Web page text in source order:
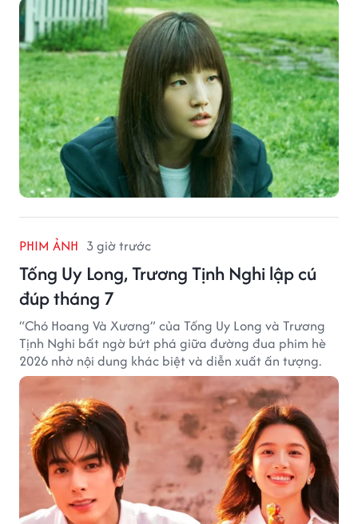
PHIM ẢNH 3 giờ trước
Tống Uy Long, Trương Tịnh Nghi lập cú
đúp tháng 7
“Chó Hoang Và Xương” của Tống Uy Long và Trương
Tịnh Nghi bất ngờ bứt phá giữa đường đua phim hè
2026 nhờ nội dung khác biệt và diễn xuất ấn tượng.